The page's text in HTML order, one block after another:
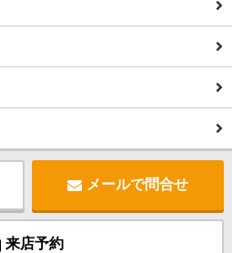
メールで問合せ
来店予約